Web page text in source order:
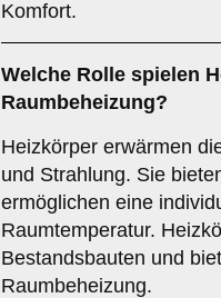
Komfort.
Welche Rolle spielen
Raumbeheizung?
Heizkörper erwärmen
und Strahlung. Sie
ermöglichen eine
Raumtemperatur.
Bestandsbauten und
Raumbeheizung.